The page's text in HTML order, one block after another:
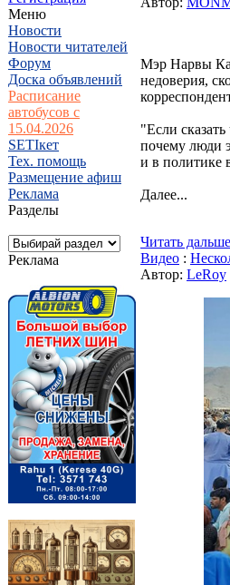
Меню
Новости
Новости читателей
Форум
Доска объявлений
Расписание
автобусов с
15.04.2026
SETIкет
Тех. помощь
Размещение афиш
Реклама
Разделы
Реклама
Мэр Нарвы
недоверия,
"Если
почему люди
и в политике
Далее...
Читать
Видео :
Автор: LeRoy